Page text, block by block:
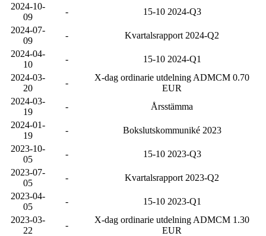
2024-10-
09
-
15-10 2024-Q3
2024-07-
09
-
Kvartalsrapport 2024-Q2
2024-04-
10
-
15-10 2024-Q1
2024-03-
20
-
X-dag ordinarie utdelning ADMCM 0.70
EUR
2024-03-
19
-
Årsstämma
2024-01-
19
-
Bokslutskommuniké 2023
2023-10-
05
-
15-10 2023-Q3
2023-07-
05
-
Kvartalsrapport 2023-Q2
2023-04-
05
-
15-10 2023-Q1
2023-03-
22
-
X-dag ordinarie utdelning ADMCM 1.30
EUR